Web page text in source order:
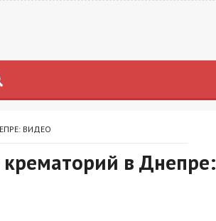
ВИДЕО
крематорий в Днепре: